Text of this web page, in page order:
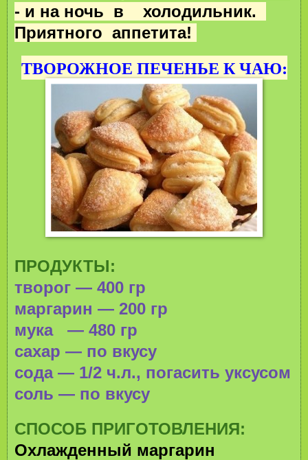
- и на ночь в холодильник.
Приятного аппетита!
ТВОРОЖНОЕ ПЕЧЕНЬЕ К ЧАЮ:
ПРОДУКТЫ:
творог — 400 гр
маргарин — 200 гр
мука
— 480 гр
сахар — по вкусу
сода — 1/2 ч.л., погасить уксусом
соль — по вкусу
СПОСОБ ПРИГОТОВЛЕНИЯ:
Охлажденный маргарин